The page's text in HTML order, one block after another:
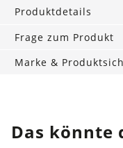
cm
Menge
Produktdetails
Frage zum Produkt
Marke &
Das könnte